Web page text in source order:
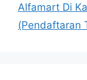
Alfamart Di
(Pendaftaran